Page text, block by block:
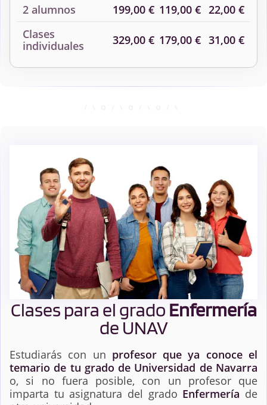
2 alumnos 199,00 € 119,00 € 22,00 €
Clases
individuales
329,00 € 179,00 € 31,00 €
Clases para el grado Enfermería
de UNAV
Estudiarás con un profesor que ya conoce el
temario de tu grado de Universidad de Navarra
o, si no fuera posible, con un profesor que
imparta tu asignatura del grado Enfermería de